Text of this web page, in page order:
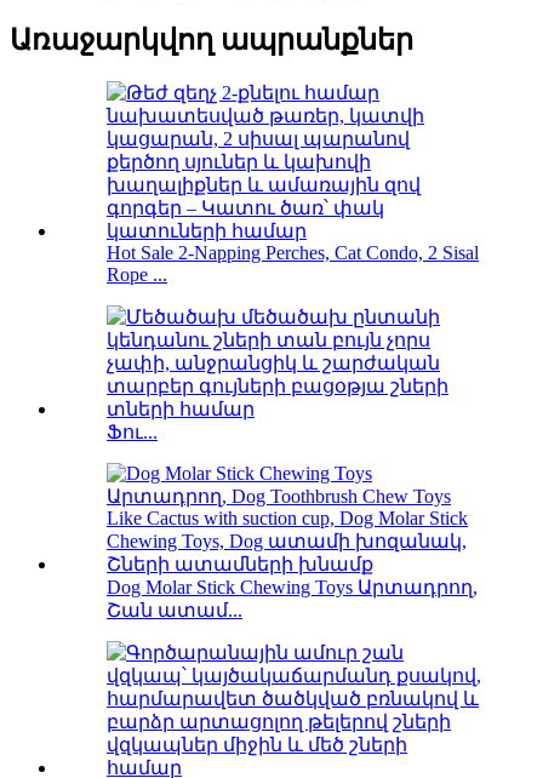
Առաջարկվող ապրանքներ
Hot Sale 2-Napping Perches, Cat Condo, 2 Sisal
Rope ...
Ֆու...
Dog Molar Stick Chewing Toys Արտադրող,
Շան ատամ...